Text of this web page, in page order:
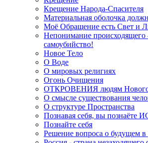
Крещение Народа-Спасителя
Материальная оболочка
Моё Обращение есть Свет и
Непонимание происходящего
самоубийство!
Новое Тело
О Воде
О мировых религиях
Огонь Очищения
ОТКРОВЕНИЯ людям Нового
О смысле существования
О структуре Пространства
Познавая себя, вы познаёте
Познайте себя
Решение вопроса о будущем в